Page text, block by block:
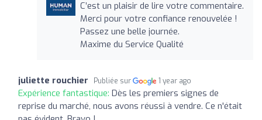
C’est un plaisir de lire votre commentaire.
Merci pour votre confiance renouvelée !
Passez une belle journée.
Maxime du Service Qualité
juliette rouchier Publiée sur 1 year ago
Expérience fantastique: Dès les premiers signes de
reprise du marché, nous avons réussi à vendre. Ce n'était